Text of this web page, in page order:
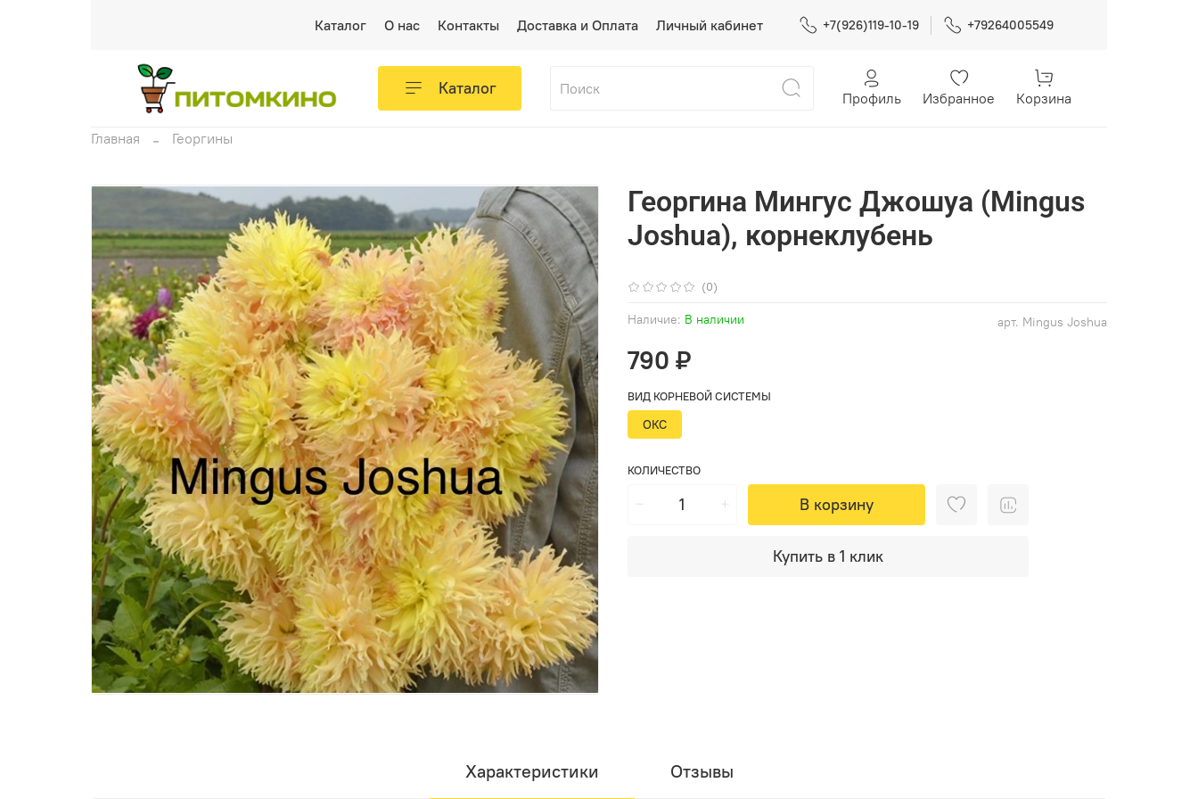
Каталог О нас Контакты Доставка и Оплата Личный кабинет +7(926)119-10-19 +79264005549
Каталог Профиль Избранное Корзина
Главная Георгины
(0)
арт. Mingus Joshua
Наличие: В наличии
Георгина Мингус Джошуа (Mingus
Joshua), корнеклубень
790 ₽
КОЛИЧЕСТВО
В корзину
Купить в 1 клик
ВИД КОРНЕВОЙ СИСТЕМЫ
ОКС
Характеристики Отзывы